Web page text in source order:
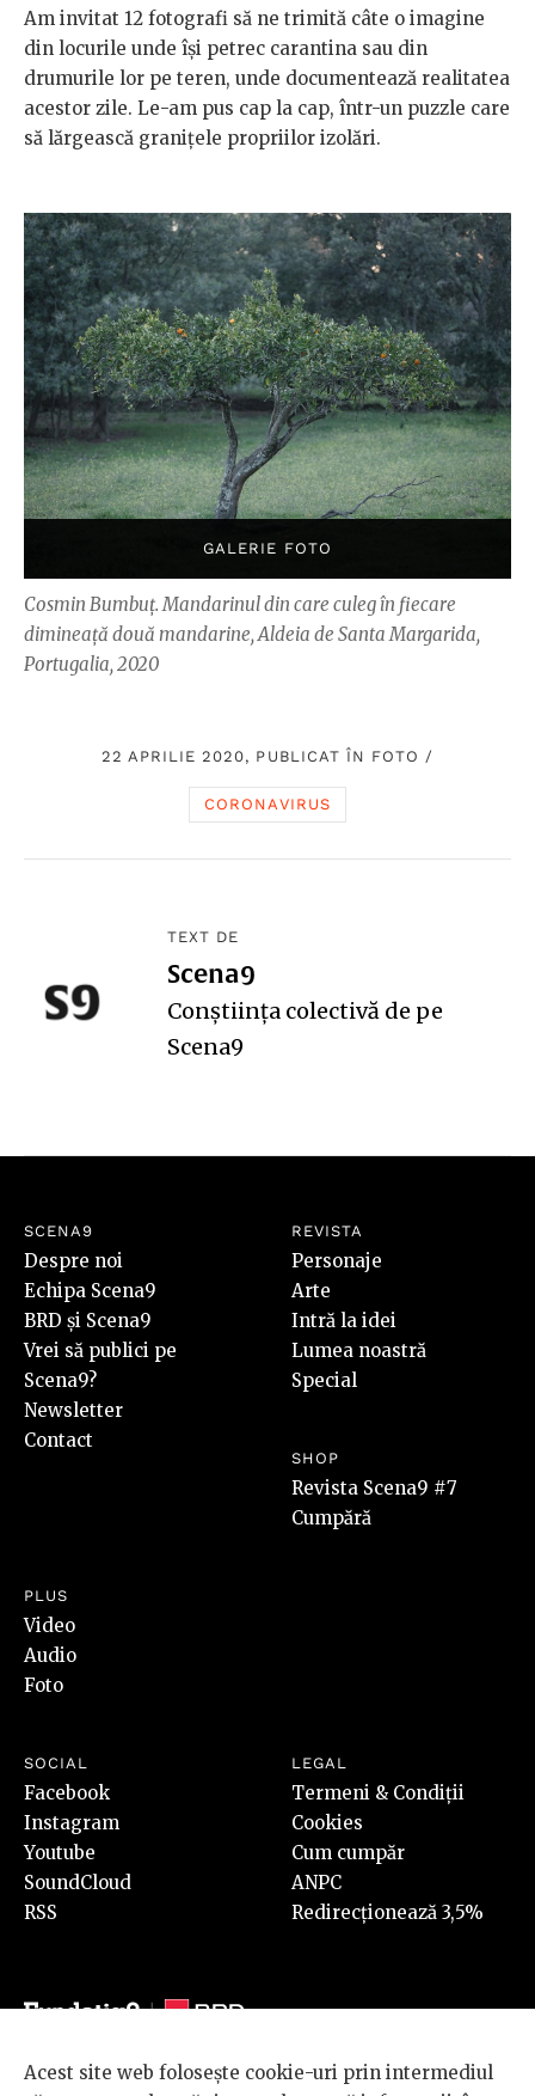
Am invitat 12 fotografi să ne trimită câte o imagine
din locurile unde își petrec carantina sau din
drumurile lor pe teren, unde documentează realitatea
acestor zile. Le-am pus cap la cap, într-un puzzle care
să lărgească granițele propriilor izolări.
Cosmin Bumbuț. Mandarinul din care culeg în fiecare
dimineață două mandarine, Aldeia de Santa Margarida,
Portugalia, 2020
22 APRILIE 2020, PUBLICAT ÎN FOTO /
CORONAVIRUS
TEXT DE
Scena9
Conștiința colectivă de pe
Scena9
SCENA9
Despre noi
Echipa Scena9
BRD și Scena9
Vrei să publici pe
Scena9?
Newsletter
Contact
REVISTA
Personaje
Arte
Intră la idei
Lumea noastră
Special
SHOP
Revista Scena9 #7
Cumpără
PLUS
Video
Audio
Foto
SOCIAL
Facebook
Instagram
Youtube
SoundCloud
RSS
LEGAL
Termeni & Condiții
Cookies
Cum cumpăr
ANPC
Redirecționează 3,5%
© 2026 BRD Groupe Société Générale, toate drepturile rezervate.
Acest site web folosește cookie-uri prin intermediul